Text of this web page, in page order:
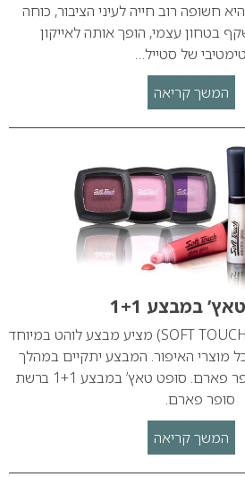
חשופה רוב חייה לעיני הציבור, כוחה
בטחון עצמי, הופך אותה לאייקון
של סטייל…
המשך קריאה
במבצע 1+1
מותג האיפור סופט טאץ’ (SOFT TOUCH) מציע מבצע לוהט במיוחד
החגים: 1+1 על כל מוצרי האיפור. המבצע יתקיים במהלך
חודש ספטמבר ברשת סופר פארם. סופט טאץ’ במבצע 1+1 ברשת
סופר פארם.
המשך קריאה